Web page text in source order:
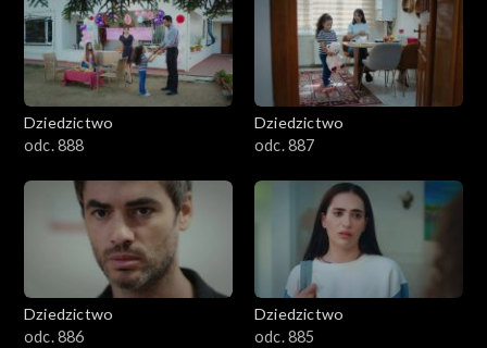
Dziedzictwo
odc. 888
Dziedzictwo
odc. 887
Dziedzictwo
odc. 886
Dziedzictwo
odc. 885